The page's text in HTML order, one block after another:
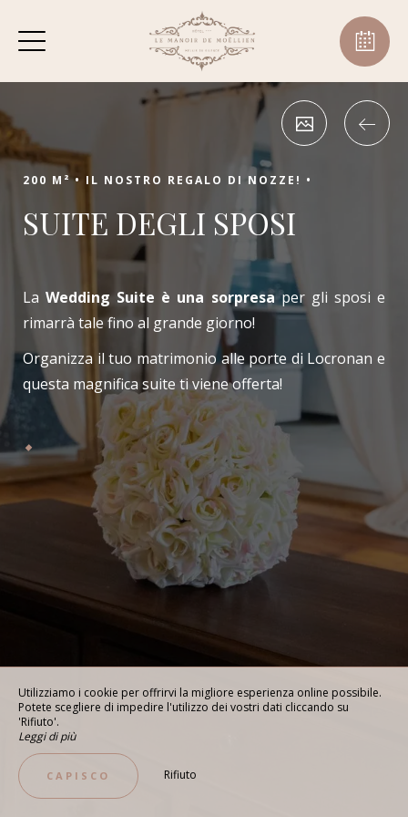
200 M² • IL NOSTRO REGALO DI NOZZE! •
SUITE DEGLI SPOSI
LaWedding Suite è una sorpresaper gli sposi e
rimarrà tale fino al grande giorno!
Organizza il tuo matrimonio alle porte di Locronan e
questa magnifica suite ti viene offerta!
Utilizziamo i cookie per offrirvi la migliore esperienza online possibile.
Potete scegliere di impedire l'utilizzo dei vostri dati cliccando su
'Rifiuto'.
Leggi di più
CAPISCO Rifiuto